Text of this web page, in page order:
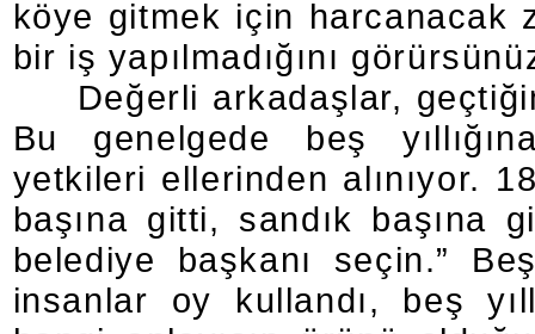
köye gitmek için harcanacak
bir iş yapılmadığını
Değerli arkadaşlar,
Bu genelgede beş
yetkileri ellerinden alınıyor.
başına gitti, sandık başına
belediye başkanı seçin.”
insanlar oy kullandı, beş